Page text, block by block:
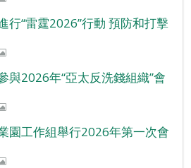
行“雷霆2026”行動 預防和打擊
與2026年“亞太反洗錢組織”會
園工作組舉行2026年第一次會